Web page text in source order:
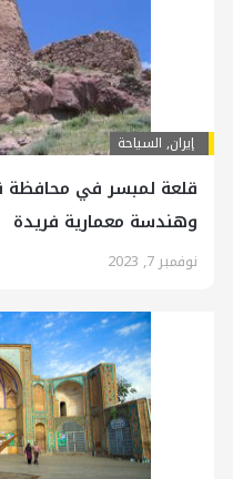
إيران, السياحة
قلعة لمبسر في محافظة
وهندسة معمارية فريدة
نوفمبر 7, 2023